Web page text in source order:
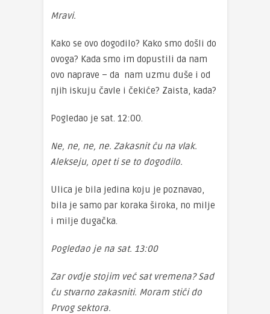
Mravi.
Kako se ovo dogodilo? Kako smo došli do
ovoga? Kada smo im dopustili da nam
ovo naprave – da nam uzmu duše i od
njih iskuju čavle i čekiće? Zaista, kada?
Pogledao je sat. 12:00.
Ne, ne, ne, ne. Zakasnit ću na vlak.
Alekseju, opet ti se to dogodilo.
Ulica je bila jedina koju je poznavao,
bila je samo par koraka široka, no milje
i milje dugačka.
Pogledao je na sat. 13:00
Zar ovdje stojim već sat vremena? Sad
ću stvarno zakasniti. Moram stići do
Prvog sektora.